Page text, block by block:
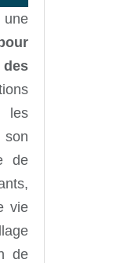
les
de
vie
de